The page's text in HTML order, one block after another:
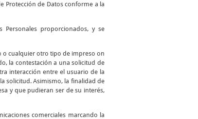
Protección de Datos conforme a la
Personales proporcionados, y se
o cualquier otro tipo de impreso on
la contestación a una solicitud de
interacción entre el usuario de la
solicitud. Asimismo, la finalidad de
y que pudieran ser de su interés,
comerciales marcando la